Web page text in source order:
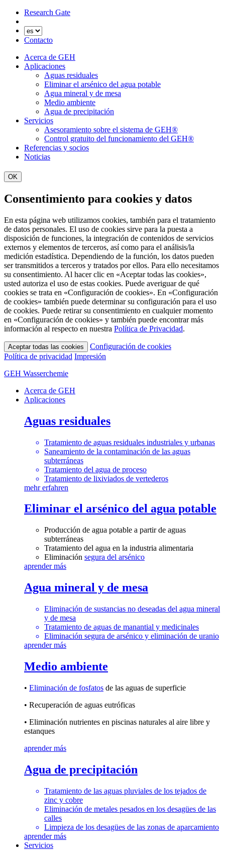
Research Gate
Contacto
Acerca de GEH
Aplicaciones
Aguas residuales
Eliminar el arsénico del agua potable
Agua mineral y de mesa
Medio ambiente
Agua de precipitación
Servicios
Asesoramiento sobre el sistema de GEH®
Control gratuito del funcionamiento del GEH®
Referencias y socios
Noticias
OK
Consentimiento para cookies y datos
En esta página web utilizamos cookies, también para el tratamiento
de datos personales. El uso de cookies sirve para la puesta a
disposición de funciones, la integración de contenidos de servicios
externos y elementos de terceros, así como para el análisis/la
medición estadística. Dependiendo de la función, los datos pueden
ser transmitidos a terceros y tratados por ellos. Para ello necesitamos
su consentimiento. Al hacer clic en «Aceptar todas las cookies»,
usted autoriza el uso de estas cookies. Puede averiguar de qué
cookies se trata en «Configuración de cookies». En «Configuración
de cookies» también puede determinar su configuración para el uso
de cookies. Puede retirar su consentimiento en cualquier momento
en «Configuración de cookies» y también puede encontrar más
información al respecto en nuestra Política de Privacidad.
Aceptar todas las cookies
Configuración de cookies
Política de privacidad Impresión
GEH Wasserchemie
Acerca de GEH
Aplicaciones
Aguas residuales
Tratamiento de aguas residuales industriales y urbanas
Saneamiento de la contaminación de las aguas
subterráneas
Tratamiento del agua de proceso
Tratamiento de lixiviados de vertederos
mehr erfahren
Eliminar el arsénico del agua potable
Producción de agua potable a partir de aguas
subterráneas
Tratamiento del agua en la industria alimentaria
Eliminación segura del arsénico
aprender más
Agua mineral y de mesa
Eliminación de sustancias no deseadas del agua mineral
y de mesa
Tratamiento de aguas de manantial y medicinales
Eliminación segura de arsénico y eliminación de uranio
aprender más
Medio ambiente
• Eliminación de fosfatos de las aguas de superficie
• Recuperación de aguas eutróficas
• Eliminación nutrientes en piscinas naturales al aire libre y
estanques
aprender más
Agua de precipitación
Tratamiento de las aguas pluviales de los tejados de
zinc y cobre
Eliminación de metales pesados en los desagües de las
calles
Limpieza de los desagües de las zonas de aparcamiento
aprender más
Servicios